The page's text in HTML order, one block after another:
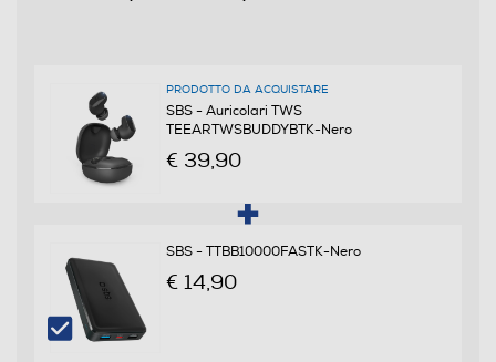
PRODOTTO DA ACQUISTARE
SBS - Auricolari TWS
TEEARTWSBUDDYBTK-Nero
€ 39,90
SBS - TTBB10000FASTK-Nero
€ 14,90